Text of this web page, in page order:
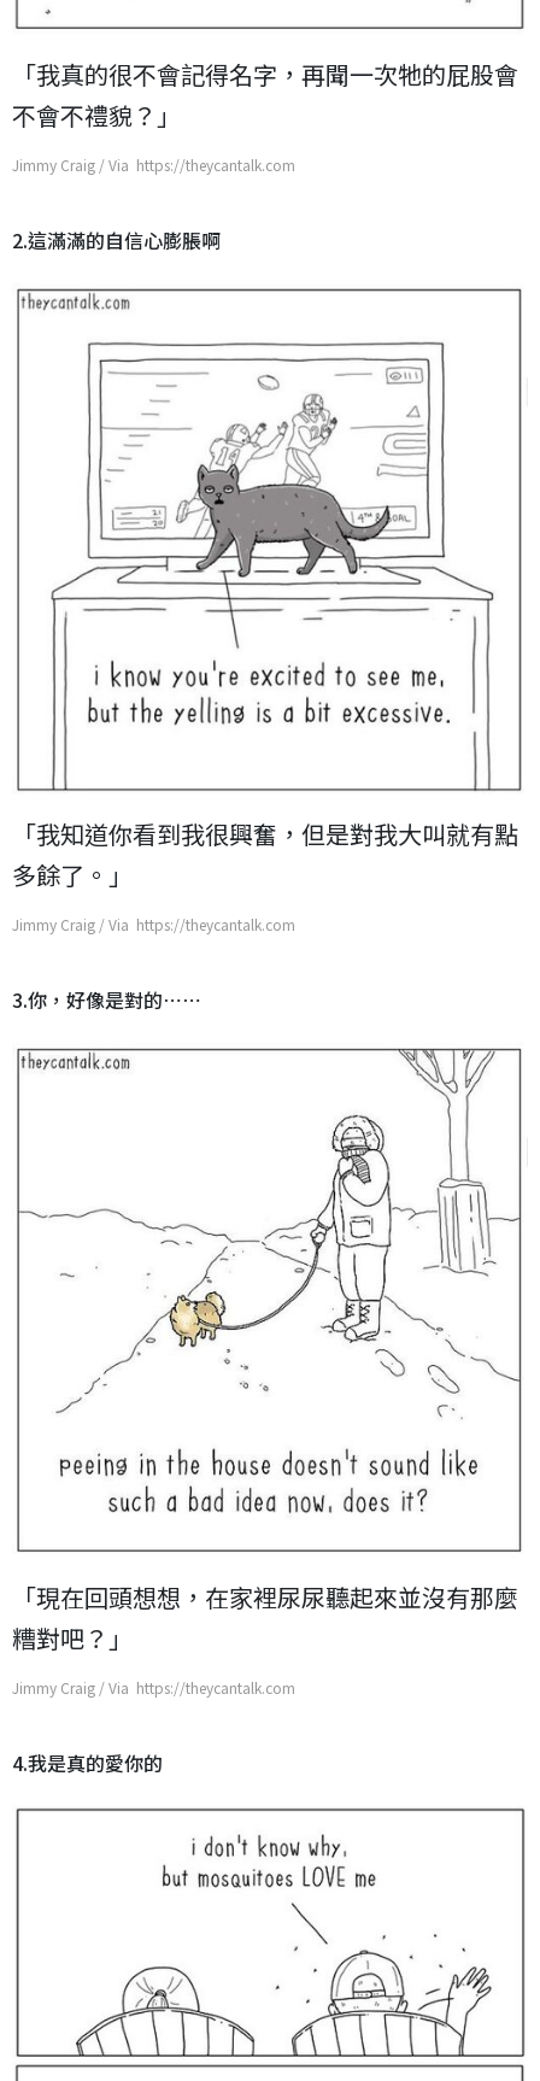
「我真的很不會記得名字，再聞一次牠的屁股會
不會不禮貌？」
Jimmy Craig / Via https://theycantalk.com
2.這滿滿的自信心膨脹啊
「我知道你看到我很興奮，但是對我大叫就有點
多餘了。」
Jimmy Craig / Via https://theycantalk.com
3.你，好像是對的⋯⋯
「現在回頭想想，在家裡尿尿聽起來並沒有那麼
糟對吧？」
Jimmy Craig / Via https://theycantalk.com
4.我是真的愛你的